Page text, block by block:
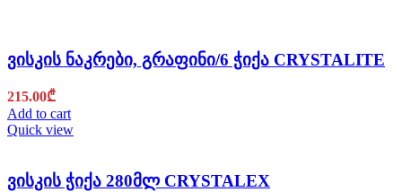
ვისკის ნაკრები, გრაფინი/6 ჭიქა CRYSTALITE
215.00₾
Add to cart
Quick view
ვისკის ჭიქა 280მლ CRYSTALEX